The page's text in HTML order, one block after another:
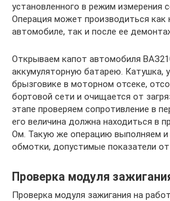
установленного в режим измерения
Операция может производиться как
автомобиле, так и после ее
Открываем капот автомобиля
аккумуляторную батарею. Катушка,
брызговике в моторном отсеке,
бортовой сети и очищается от
этапе проверяем сопротивление в
его величина должна находиться в
Ом. Такую же операцию выполняем и
обмотки, допустимые показатели
Проверка модуля
Проверка модуля зажигания на